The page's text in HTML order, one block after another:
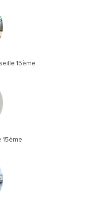
15ème
15ème